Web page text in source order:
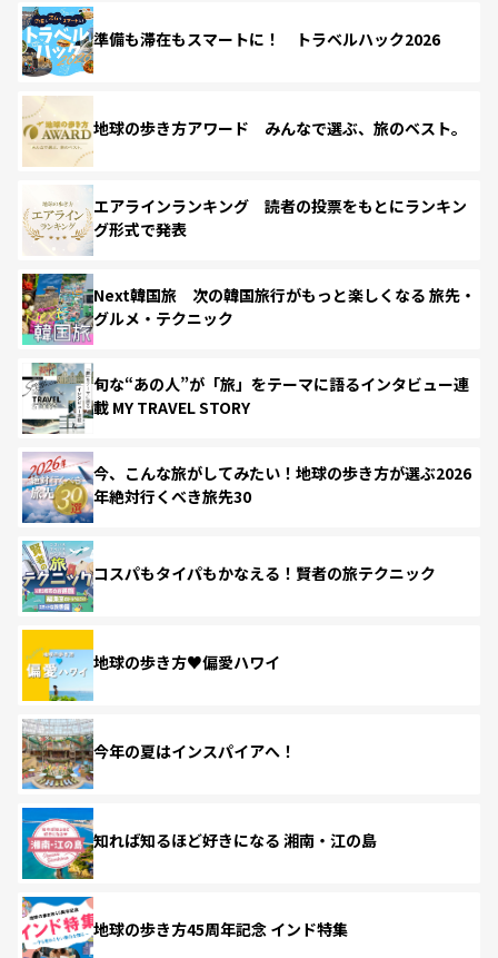
準備も滞在もスマートに！ トラベルハック2026
地球の歩き方アワード みんなで選ぶ、旅のベスト。
エアラインランキング 読者の投票をもとにランキン
グ形式で発表
Next韓国旅 次の韓国旅行がもっと楽しくなる 旅先・
グルメ・テクニック
旬な“あの人”が「旅」をテーマに語るインタビュー連
載 MY TRAVEL STORY
今、こんな旅がしてみたい！地球の歩き方が選ぶ2026
年絶対行くべき旅先30
コスパもタイパもかなえる！賢者の旅テクニック
地球の歩き方♥偏愛ハワイ
今年の夏はインスパイアへ！
知れば知るほど好きになる 湘南・江の島
地球の歩き方45周年記念 インド特集